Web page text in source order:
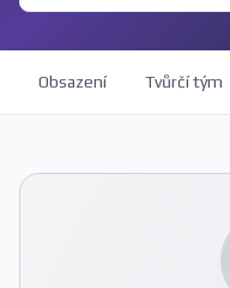
Obsazení Tvůrčí tým